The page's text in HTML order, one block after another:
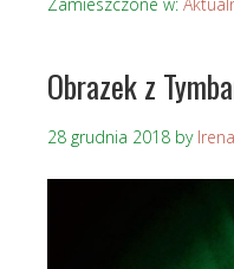
Obrazek z
28 grudnia 2018 by